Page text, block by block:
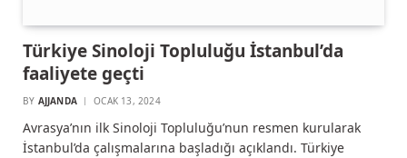
Türkiye Sinoloji Topluluğu İstanbul’da
faaliyete geçti
BY AJJANDA OCAK 13, 2024
Avrasya’nın ilk Sinoloji Topluluğu’nun resmen kurularak
İstanbul’da çalışmalarına başladığı açıklandı. Türkiye